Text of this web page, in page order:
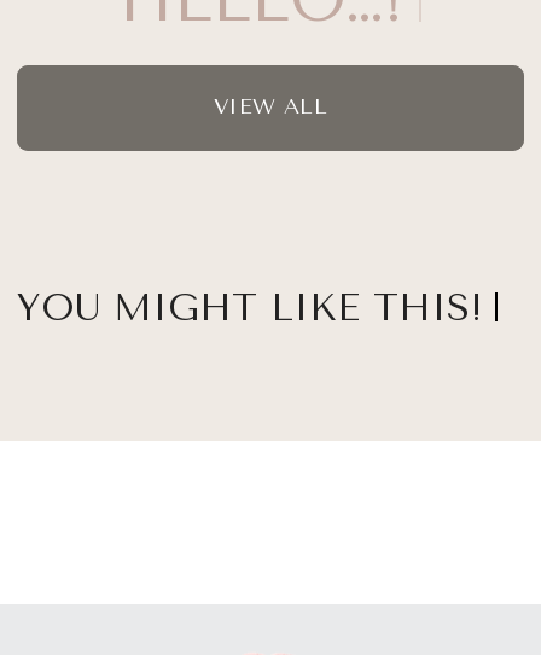
VIEW ALL
YOU MIGHT LIKE THIS!